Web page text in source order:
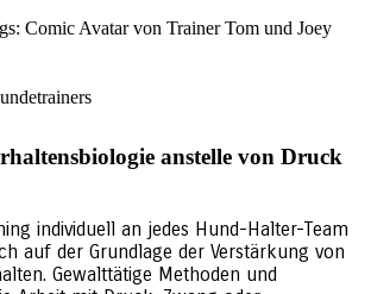
anstelle von Druck
individuell an jedes Hund-Halter-Team
auf der Grundlage der Verstärkung von
Gewalttätige Methoden und